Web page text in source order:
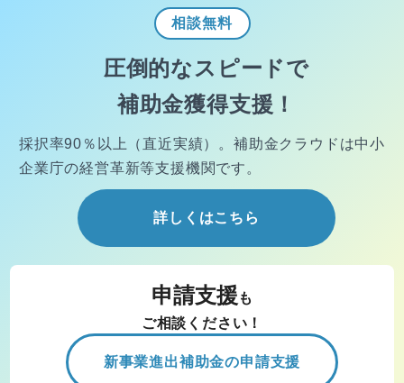
相談無料
圧倒的なスピードで
補助金獲得支援！
採択率90％以上（直近実績）。 補助金クラウドは中小
企業庁の経営革新等支援機関です。
詳しくはこちら
申請支援 も
ご相談ください！
新事業進出補助金の申請支援